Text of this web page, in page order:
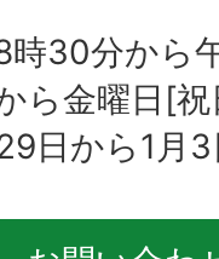
時30分から
ら金曜日[
日から1月